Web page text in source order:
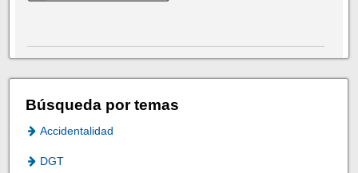
Búsqueda por temas
Accidentalidad
DGT